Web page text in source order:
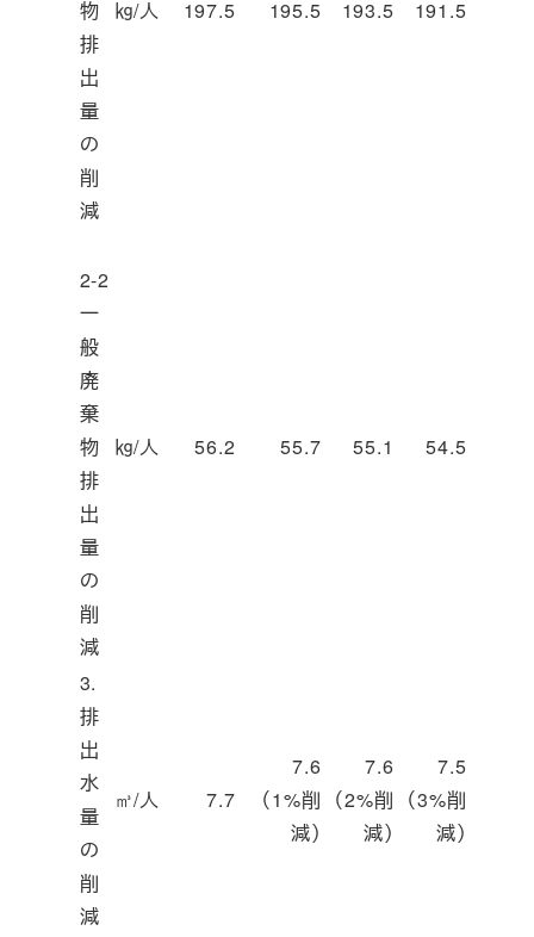
物
排
出
量
の
削
減
㎏/人 197.5 195.5 193.5 191.5
2-2
一
般
廃
棄
物
排
出
量
の
削
減
㎏/人 56.2 55.7 55.1 54.5
3.
排
出
水
量
の
削
減
㎥/人 7.7
7.6
（1%削
減）
7.6
（2%削
減）
7.5
（3%削
減）